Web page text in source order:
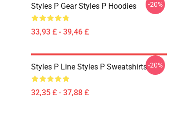
Styles P Gear Styles P Hoodies
33,93 £ - 39,46 £
-20%
Styles P Line Styles P Sweatshirts
32,35 £ - 37,88 £
-20%